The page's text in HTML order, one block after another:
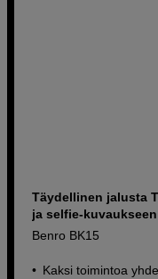
Täydellinen jalusta
ja selfie-kuvaukseen
Benro BK15
Kaksi toimintoa